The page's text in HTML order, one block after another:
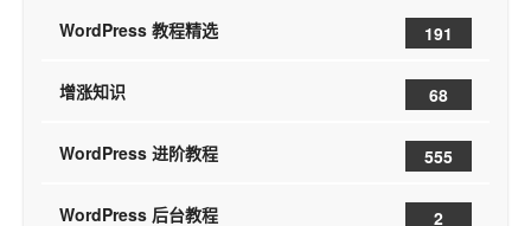
WordPress 教程精选 191
增涨知识 68
WordPress 进阶教程 555
WordPress 后台教程 2